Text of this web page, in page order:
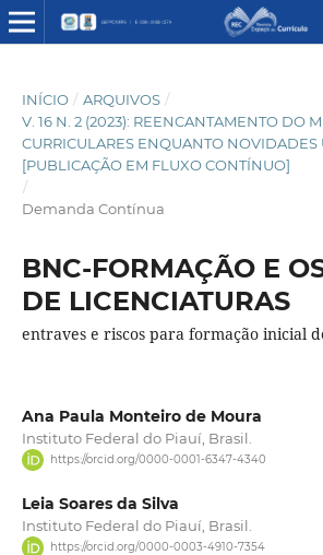
INÍCIO / ARQUIVOS /
V. 16 N. 2 (2023): REENCANTAMENTO DO
CURRICULARES ENQUANTO NOVIDADES
[PUBLICAÇÃO EM FLUXO CONTÍNUO]
/
Demanda Contínua
BNC-FORMAÇÃO E
DE LICENCIATURAS
entraves e riscos para formação inicial
Ana Paula Monteiro de Moura
Instituto Federal do Piauí, Brasil.
https://orcid.org/0000-0001-6347-4340
Leia Soares da Silva
Instituto Federal do Piauí, Brasil.
https://orcid.org/0000-0003-4910-7354